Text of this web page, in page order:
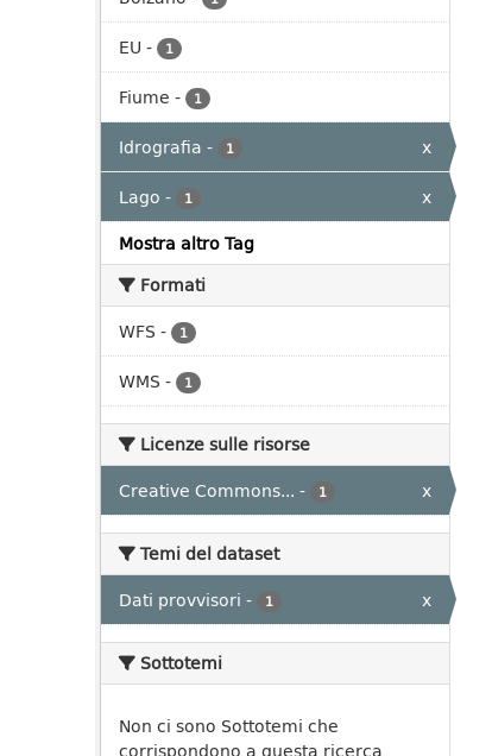
EU - 1
Fiume - 1
Idrografia - 1
x
Lago - 1
x
Mostra altro Tag
Formati
WFS - 1
WMS - 1
Licenze sulle risorse
Creative Commons... - 1 x
Temi del dataset
Dati provvisori - 1 x
Sottotemi
Non ci sono Sottotemi che
corrispondono a questa ricerca